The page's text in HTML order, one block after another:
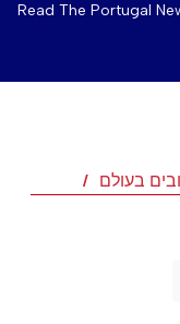
Read The Portugal
בעולם